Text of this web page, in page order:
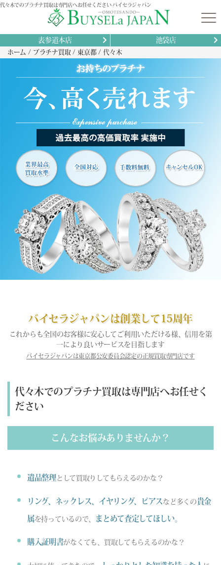
代々木でのプラチナ買取は専門店へお任せください-バイセラジャパン
表参道本店 池袋店
ホーム プラチナ買取 東京都 代々木
バイセラジャパンは創業して15周年
これからも全国のお客様に安心してご利用いただける様、信用を第
一により良いサービスを目指します
バイセラジャパンは東京都公安委員会認定の正規買取専門店です
代々木でのプラチナ買取は専門店へお任せく
ださい
こんなお悩みありませんか？
遺品整理として買取りしてもらえるのかな？
リング、ネックレス、イヤリング、ピアス など多くの貴金
属を持っているので、 まとめて査定してほしい。
購入証明書がなくても、買取してもらえるのかな？